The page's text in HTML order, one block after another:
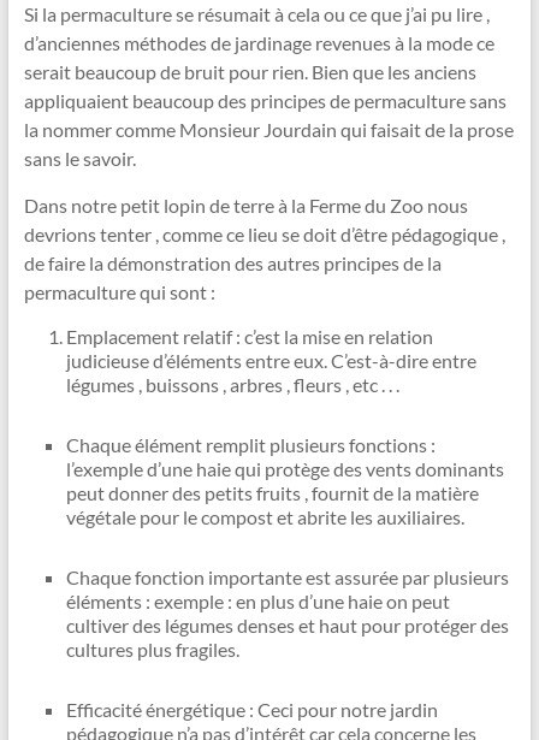
Si la permaculture se résumait à cela ou ce que j’ai pu lire ,
d’anciennes méthodes de jardinage revenues à la mode ce
serait beaucoup de bruit pour rien. Bien que les anciens
appliquaient beaucoup des principes de permaculture sans
la nommer comme Monsieur Jourdain qui faisait de la prose
sans le savoir.
Dans notre petit lopin de terre à la Ferme du Zoo nous
devrions tenter , comme ce lieu se doit d’être pédagogique ,
de faire la démonstration des autres principes de la
permaculture qui sont :
Emplacement relatif : c’est la mise en relation
judicieuse d’éléments entre eux. C’est-à-dire entre
légumes , buissons , arbres , fleurs , etc . . .
Chaque élément remplit plusieurs fonctions :
l’exemple d’une haie qui protège des vents dominants
peut donner des petits fruits , fournit de la matière
végétale pour le compost et abrite les auxiliaires.
Chaque fonction importante est assurée par plusieurs
éléments : exemple : en plus d’une haie on peut
cultiver des légumes denses et haut pour protéger des
cultures plus fragiles.
Efficacité énergétique : Ceci pour notre jardin
pédagogique n’a pas d’intérêt car cela concerne les